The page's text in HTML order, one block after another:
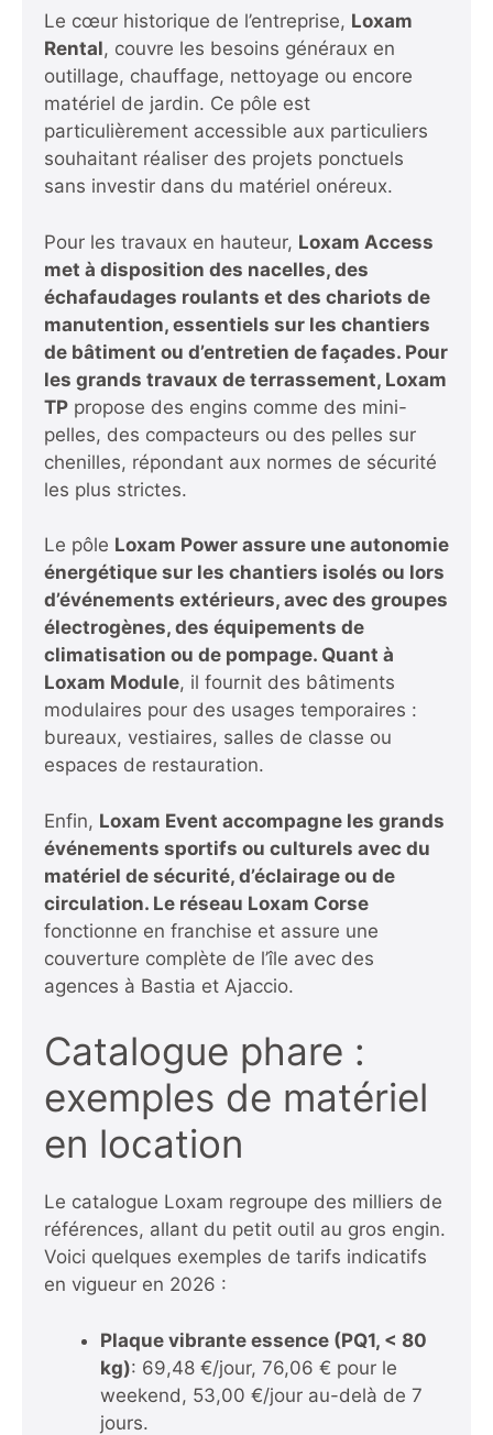
Le cœur historique de l’entreprise, Loxam
Rental, couvre les besoins généraux en
outillage, chauffage, nettoyage ou encore
matériel de jardin. Ce pôle est
particulièrement accessible aux particuliers
souhaitant réaliser des projets ponctuels
sans investir dans du matériel onéreux.
Pour les travaux en hauteur, Loxam Access
met à disposition des nacelles, des
échafaudages roulants et des chariots de
manutention, essentiels sur les chantiers
de bâtiment ou d’entretien de façades. Pour
les grands travaux de terrassement, Loxam
TP propose des engins comme des mini-
pelles, des compacteurs ou des pelles sur
chenilles, répondant aux normes de sécurité
les plus strictes.
Le pôle Loxam Power assure une autonomie
énergétique sur les chantiers isolés ou lors
d’événements extérieurs, avec des groupes
électrogènes, des équipements de
climatisation ou de pompage. Quant à
Loxam Module, il fournit des bâtiments
modulaires pour des usages temporaires :
bureaux, vestiaires, salles de classe ou
espaces de restauration.
Enfin, Loxam Event accompagne les grands
événements sportifs ou culturels avec du
matériel de sécurité, d’éclairage ou de
circulation. Le réseau Loxam Corse
fonctionne en franchise et assure une
couverture complète de l’île avec des
agences à Bastia et Ajaccio.
Catalogue phare :
exemples de matériel
en location
Le catalogue Loxam regroupe des milliers de
références, allant du petit outil au gros engin.
Voici quelques exemples de tarifs indicatifs
en vigueur en 2026 :
Plaque vibrante essence (PQ1, < 80
kg): 69,48 €/jour, 76,06 € pour le
weekend, 53,00 €/jour au-delà de 7
jours.